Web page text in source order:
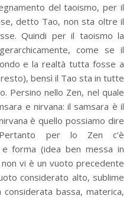
del taoismo, per il
detto Tao, non sta oltre il
Quindi per il taoismo la
come se il
e la realtà tutta fosse a
bensì il Tao sta in tutte
Persino nello Zen, nel quale
e nirvana: il samsara è il
è quello possiamo dire
Pertanto per lo Zen c’è
forma (idea ben messa in
vi è un vuoto precedente
considerato alto, sublime
bassa, materica,